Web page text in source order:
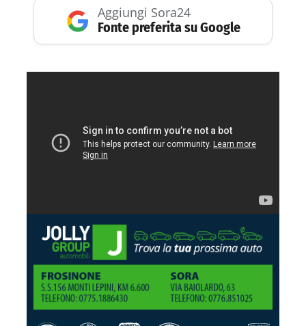
Aggiungi Sora24
Fonte preferita su Google